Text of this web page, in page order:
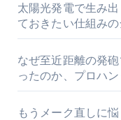
太陽光発電で生み
ておきたい仕組み
なぜ至近距離の発
ったのか、プロハ
もうメーク直しに